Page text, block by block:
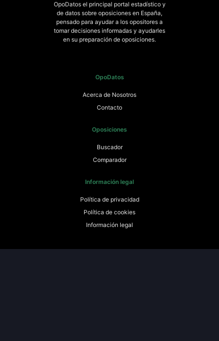
OpoDatos el principal portal estadístico y
de datos sobre oposiciones en España,
pensado para ayudar a los opositores a
tomar decisiones informadas y ayudarles
en su preparación de oposiciones.
OpoDatos
Acerca de Nosotros
Contacto
Oposiciones
Buscador
Comparador
Información legal
Política de privacidad
Política de cookies
Información legal